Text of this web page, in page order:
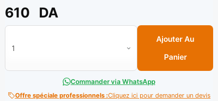
610 DA
quantité de Tournevis isolant 1000v (-) 5.5x125mm Réf:
Ajouter Au
Panier
Commander via WhatsApp
Offre spéciale professionnels :Cliquez ici pour demander un devis